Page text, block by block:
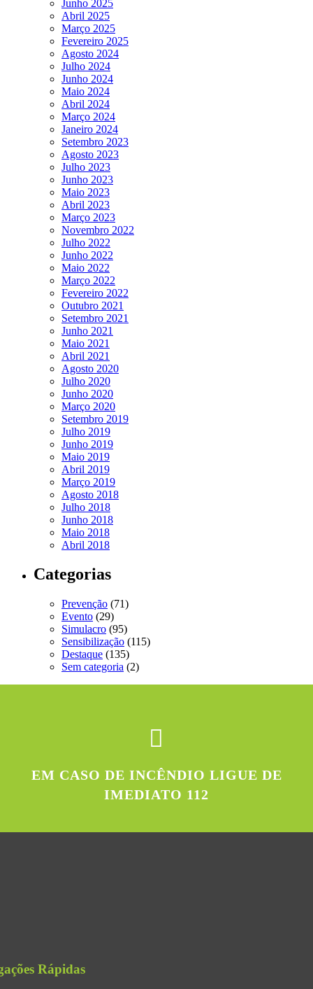
Junho 2025
Abril 2025
Março 2025
Fevereiro 2025
Agosto 2024
Julho 2024
Junho 2024
Maio 2024
Abril 2024
Março 2024
Janeiro 2024
Setembro 2023
Agosto 2023
Julho 2023
Junho 2023
Maio 2023
Abril 2023
Março 2023
Novembro 2022
Julho 2022
Junho 2022
Maio 2022
Março 2022
Fevereiro 2022
Outubro 2021
Setembro 2021
Junho 2021
Maio 2021
Abril 2021
Agosto 2020
Julho 2020
Junho 2020
Março 2020
Setembro 2019
Julho 2019
Junho 2019
Maio 2019
Abril 2019
Março 2019
Agosto 2018
Julho 2018
Junho 2018
Maio 2018
Abril 2018
Categorias
Prevenção (71)
Evento (29)
Simulacro (95)
Sensibilização (115)
Destaque (135)
Sem categoria (2)
EM CASO DE INCÊNDIO LIGUE DE
IMEDIATO 112
Rápidas